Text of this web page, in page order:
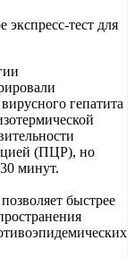
тест для
гепатита
(ПЦР), но
минут.
быстрее